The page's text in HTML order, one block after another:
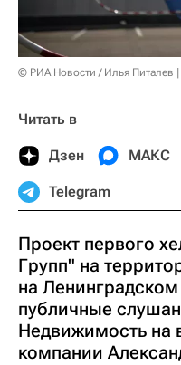
© РИА Новости / Илья Питалев
Читать в
Дзен МАКС
Telegram
Проект первого
Групп" на
на
публичные
Недвижимость на
компании